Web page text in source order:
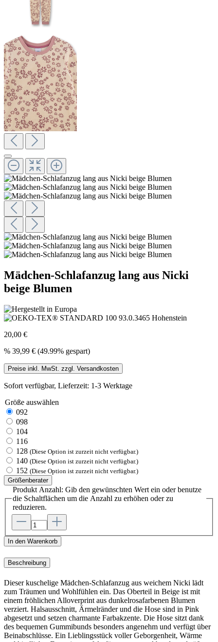
Mädchen-Schlafanzug lang aus Nicki
beige Blumen
20,00 €
% 39,99 € (49.99% gespart)
Preise inkl. MwSt. zzgl. Versandkosten
Sofort verfügbar, Lieferzeit: 1-3 Werktage
Größe auswählen
092
098
104
116
128 (Diese Option ist zurzeit nicht verfügbar.)
140 (Diese Option ist zurzeit nicht verfügbar.)
152 (Diese Option ist zurzeit nicht verfügbar.)
Größenberater
Produkt Anzahl: Gib den gewünschten Wert ein oder benutze
die Schaltflächen um die Anzahl zu erhöhen oder zu
reduzieren.
In den Warenkorb
Beschreibung
Dieser kuschelige Mädchen-Schlafanzug aus weichem Nicki lädt
zum Träumen und Wohlfühlen ein. Das Oberteil in Beige ist mit
einem fröhlichen Alloverprint aus dunkelrosafarbenen Blumen
verziert. Halsausschnitt, Ärmelränder und die Hose sind in Pink
abgesetzt und setzen charmante Farbakzente. Die Hose sitzt dank
des bequemen Gummibunds besonders angenehm und verfügt über
Beinabschlüsse. Ein Lieblingsstück voller Geborgenheit, Wärme